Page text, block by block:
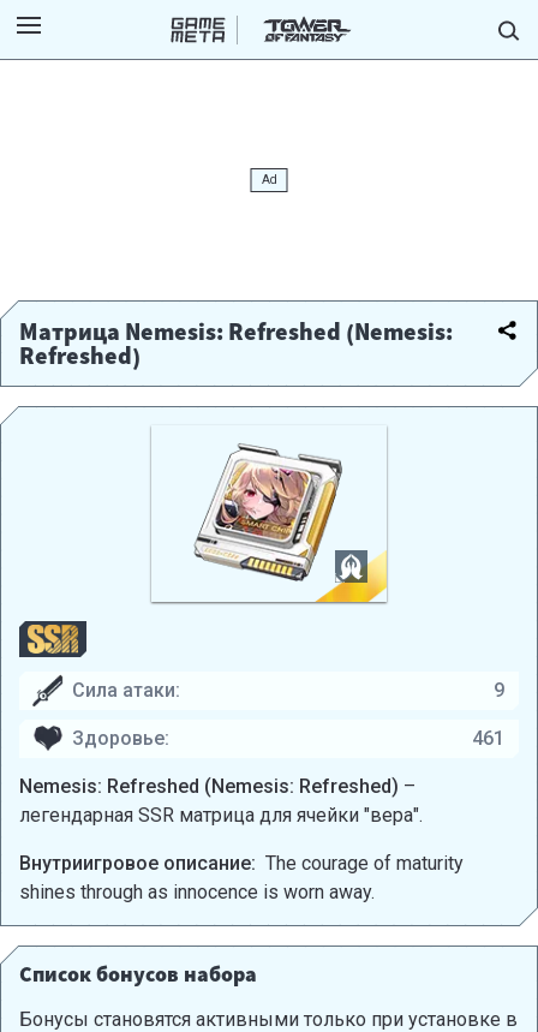
Матрица Nemesis: Refreshed (Nemesis:
Refreshed)
Сила атаки: 9
Здоровье: 461
Nemesis: Refreshed (Nemesis: Refreshed) –
легендарная SSR матрица для ячейки "вера".
Внутриигровое описание: The courage of maturity
shines through as innocence is worn away.
Список бонусов набора
Бонусы становятся активными только при установке в